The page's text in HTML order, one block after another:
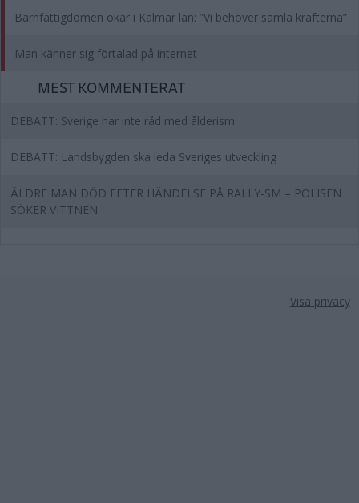
Barnfattigdomen ökar i Kalmar län: ”Vi behöver samla krafterna”
Man känner sig förtalad på internet
MEST KOMMENTERAT
DEBATT: Sverige har inte råd med ålderism
DEBATT: Landsbygden ska leda Sveriges utveckling
ÄLDRE MAN DÖD EFTER HÄNDELSE PÅ RALLY-SM – POLISEN
SÖKER VITTNEN
Visa privacy